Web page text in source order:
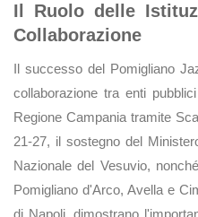
Il Ruolo delle
Collaborazione
Il successo del Pomigliano
collaborazione tra enti
Regione Campania tramite
21-27, il sostegno del
Nazionale del Vesuvio,
Pomigliano d'Arco, Avella e
di Napoli, dimostrano